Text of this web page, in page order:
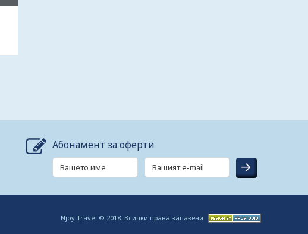
Абонамент за оферти
Njoy Travel © 2018. Всички права запазени